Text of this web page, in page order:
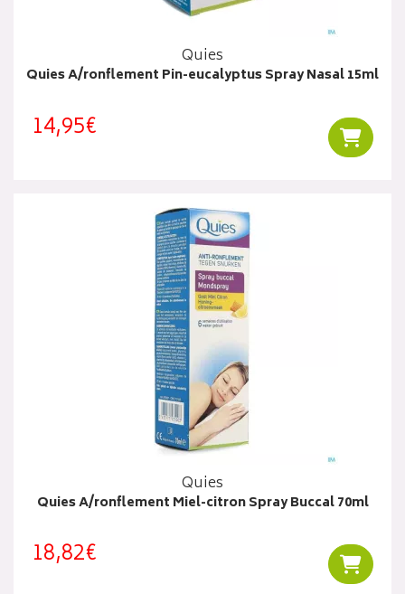
Quies
Quies A/ronflement Pin-eucalyptus Spray Nasal 15ml
14,95€
Quies
Quies A/ronflement Miel-citron Spray Buccal 70ml
18,82€